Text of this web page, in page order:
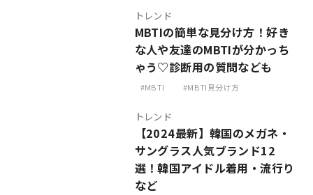
トレンド
MBTIの簡単な見分け方！好き
な人や友達のMBTIが分かっち
ゃう♡診断用の質問なども
MBTI MBTI見分け方
トレンド
【2024最新】韓国のメガネ・
サングラス人気ブランド12
選！韓国アイドル着用・流行り
など